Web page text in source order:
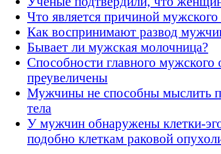
Что является причиной мужского
Как воспринимают развод
Бывает ли мужская молочница?
Способности главного мужского
преувеличены
Мужчины не способны мыслить
тела
У мужчин обнаружены клетки-
подобно клеткам раковой